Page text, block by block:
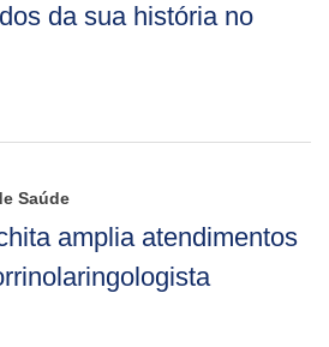
da sua história no
Saúde
amplia atendimentos